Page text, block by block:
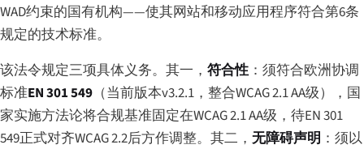
WAD约束的国有机构——使其网站和移动应用程序符合第6条
规定的技术标准。
该法令规定三项具体义务。其一， 符合性：须符合欧洲协调
标准EN 301 549 （当前版本v3.2.1，整合WCAG 2.1 AA级），国
家实施方法论将合规基准固定在WCAG 2.1 AA级，待EN 301
549正式对齐WCAG 2.2后方作调整。其二， 无障碍声明 ：须以